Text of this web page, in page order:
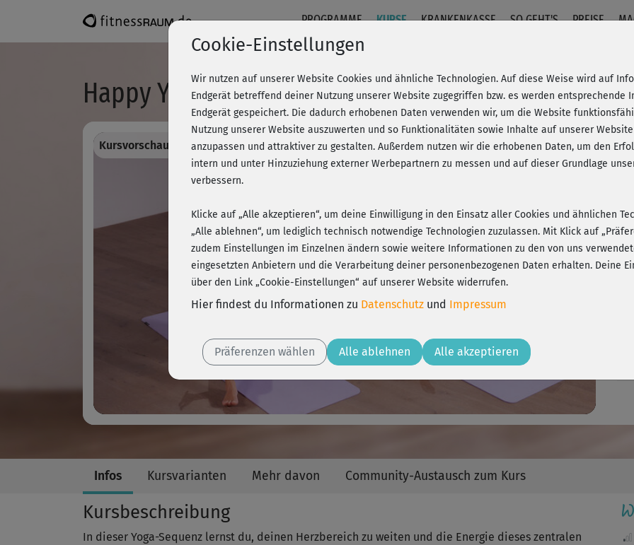
PROGRAMME KURSE KRANKENKASSE SO GEHT'S PREISE
Happy Yoga - Happy Heart
Play
Video
Kursvorschau - Anmelden und alles trainieren! 20% Rabatt + Wunsch-Goodie
S
Infos Kursvarianten Mehr davon Community-Austausch zum Kurs
Kursbeschreibung
In dieser Yoga-Sequenz lernst du, deinen Herzbereich zu weiten und die Energie dieses zentralen
Cookie-Einstellungen
Wir nutzen auf unserer Website Cookies und ähnliche Technologien. Auf diese Weise wird auf
Endgerät betreffend deiner Nutzung unserer Website zugegriffen bzw. es werden entsprechende
Endgerät gespeichert. Die dadurch erhobenen Daten verwenden wir, um die Website
Nutzung unserer Website auszuwerten und so Funktionalitäten sowie Inhalte auf unserer
anzupassen und attraktiver zu gestalten. Außerdem nutzen wir die erhobenen Daten, um den
intern und unter Hinzuziehung externer Werbepartnern zu messen und auf dieser Grundlage
verbessern.
Klicke auf „Alle akzeptieren“, um deine Einwilligung in den Einsatz aller Cookies und ähnlichen
„Alle ablehnen“, um lediglich technisch notwendige Technologien zuzulassen. Mit Klick auf
zudem Einstellungen im Einzelnen ändern sowie weitere Informationen zu den von uns
eingesetzten Anbietern und die Verarbeitung deiner personenbezogenen Daten erhalten. Deine
über den Link „Cookie-Einstellungen“ auf unserer Website widerrufen.
Hier findest du Informationen zu Datenschutz und Impressum
Präferenzen wählen Alle ablehnen Alle akzeptieren